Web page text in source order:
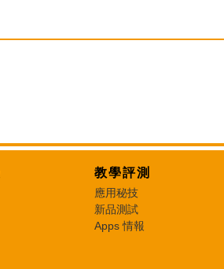
教學評測
應用秘技
新品測試
Apps 情報